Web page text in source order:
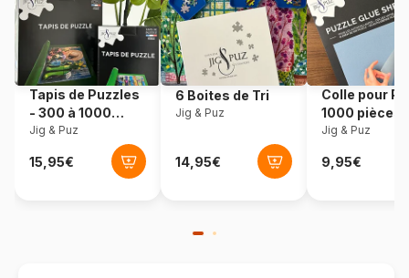
EAN 8412668184558
Nombre de pièces 1000 pièces
Dimensions 68 x 48 cm
Tapis de Puzzles
- 300 à 1000
pièces
Jig & Puz
6 Boites de Tri
Jig & Puz
Colle pour
1000 pièces
Jig & Puz